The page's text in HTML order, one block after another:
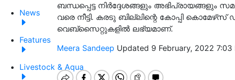
News
Features
Livestock & Aqua
ബന്ധപ്പെട്ട നിര്‍ദ്ദേശങ്ങളും അഭിപ്രായങ്ങളും
വരെ നീട്ടി. കരടു ബില്ലിന്റെ കോപ്പി കൊമേഴ്‌സ്
വെബ്സൈറ്റുകളില്‍ ലഭ്യമാണ്.
Meera Sandeep Updated 9 February, 2022 7:03